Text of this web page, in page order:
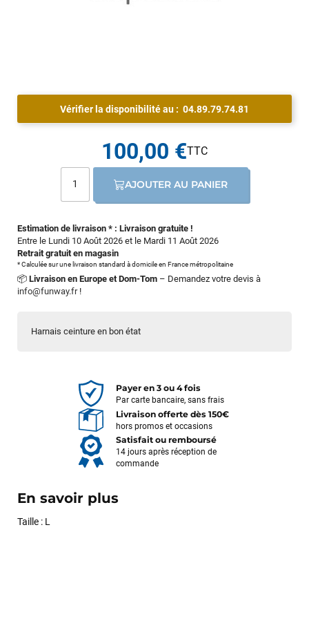
Harnais ceinture en bon état
Vérifier la disponibilité au : 04.89.79.74.81
Estimation de livraison * : Livraison gratuite !
Entre le Lundi 10 Août 2026 et le Mardi 11 Août 2026
Retrait gratuit en magasin
* Calculée sur une livraison standard à domicile en France métropolitaine
📦 Livraison en Europe et Dom-Tom – Demandez votre devis à
info@funway.fr!
100,00 €
AJOUTER AU PANIER
Payer en 3 ou 4 fois
Par carte bancaire, sans frais
Livraison offerte dès 150€
hors promos et occasions
Satisfait ou remboursé
14 jours après réception de
commande
En savoir plus
Taille : L